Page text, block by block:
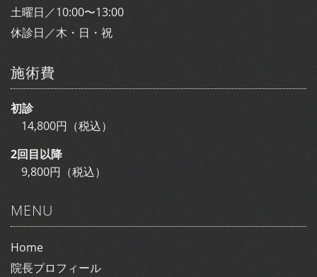
土曜日／10:00〜13:00
休診日／木・日・祝
施術費
初診
14,800円（税込）
2回目以降
9,800円（税込）
MENU
Home
院長プロフィール